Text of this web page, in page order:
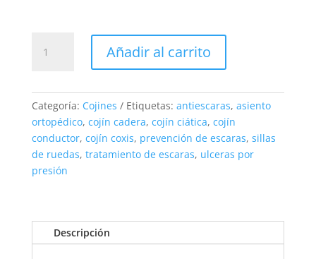
SEAT-
Confort
Care
en
Espuma
de
cm
cantidad
Añadir al carrito
Categoría: Cojines Etiquetas: antiescaras, asiento
ortopédico, cojín cadera, cojín ciática, cojín
conductor, cojín coxis, prevención de escaras, sillas
de ruedas, tratamiento de escaras, ulceras por
presión
Descripción